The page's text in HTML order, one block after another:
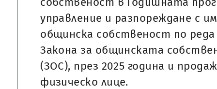
управление и разпореждане с
общинска собственост по реда
Закона за общинската
(ЗОС), през 2025 година и
физическо лице.